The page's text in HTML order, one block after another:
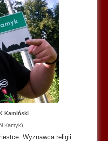
Kamiński
Kamyk)
Wyznawca religii